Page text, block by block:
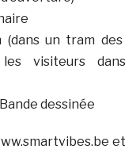
(dans un tram des
visiteurs dans
dessinée
et